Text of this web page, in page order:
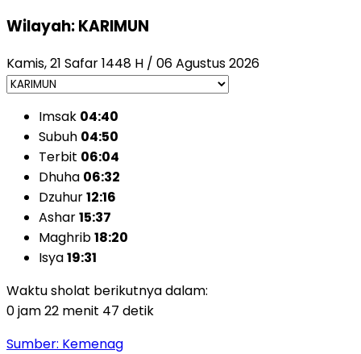
Wilayah: KARIMUN
Kamis, 21 Safar 1448 H / 06 Agustus 2026
Imsak 04:40
Subuh 04:50
Terbit 06:04
Dhuha 06:32
Dzuhur12:16
Ashar15:37
Maghrib18:20
Isya19:31
Waktu sholat berikutnya dalam:
0 jam 22 menit 45 detik
Sumber: Kemenag